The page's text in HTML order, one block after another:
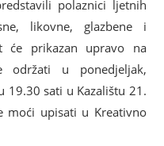
polaznici ljetnih
likovne, glazbene i
će prikazan upravo na
održati u ponedjeljak,
19.30 sati u Kazalištu 21.
moći upisati u Kreativno